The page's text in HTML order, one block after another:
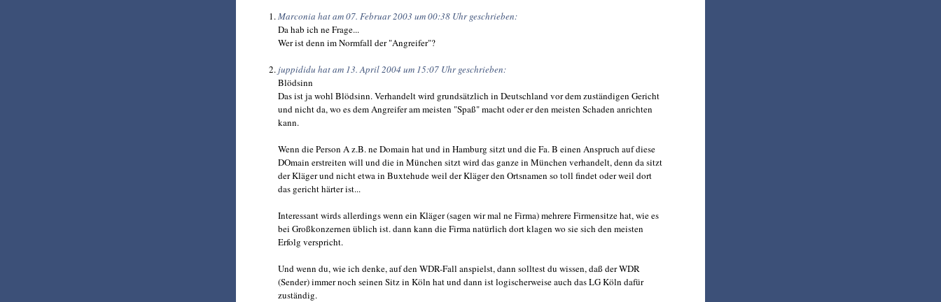
Marconia hat am 07. Februar 2003 um 00:38 Uhr geschrieben:
Da hab ich ne Frage...
Wer ist denn im Normfall der "Angreifer"?
juppididu hat am 13. April 2004 um 15:07 Uhr geschrieben:
Blödsinn
Das ist ja wohl Blödsinn. Verhandelt wird grundsätzlich in Deutschland vor dem zuständigen Gericht
und nicht da, wo es dem Angreifer am meisten "Spaß" macht oder er den meisten Schaden anrichten
kann.
Wenn die Person A z.B. ne Domain hat und in Hamburg sitzt und die Fa. B einen Anspruch auf diese
DOmain erstreiten will und die in München sitzt wird das ganze in München verhandelt, denn da sitzt
der Kläger und nicht etwa in Buxtehude weil der Kläger den Ortsnamen so toll findet oder weil dort
das gericht härter ist...
Interessant wirds allerdings wenn ein Kläger (sagen wir mal ne Firma) mehrere Firmensitze hat, wie es
bei Großkonzernen üblich ist. dann kann die Firma natürlich dort klagen wo sie sich den meisten
Erfolg verspricht.
Und wenn du, wie ich denke, auf den WDR-Fall anspielst, dann solltest du wissen, daß der WDR
(Sender) immer noch seinen Sitz in Köln hat und dann ist logischerweise auch das LG Köln dafür
zuständig.